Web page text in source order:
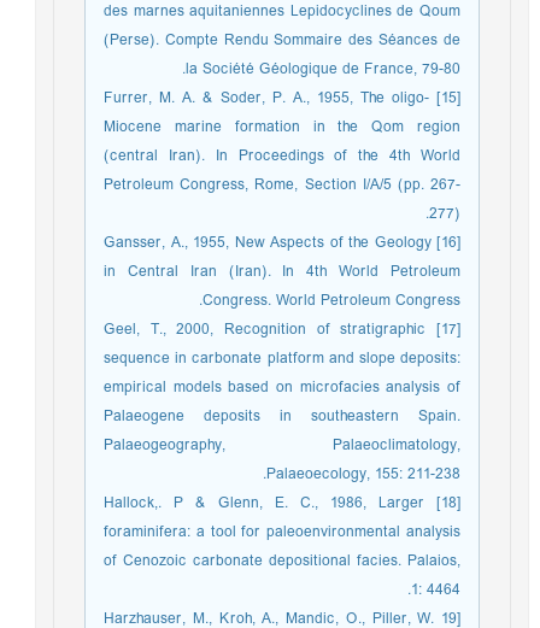
des marnes aquitaniennes Lepidocyclines de Qoum
(Perse). Compte Rendu Sommaire des Séances de
la Société Géologique de France, 79-80.
[15] Furrer, M. A. & Soder, P. A., 1955, The oligo-
Miocene marine formation in the Qom region
(central Iran). In Proceedings of the 4th World
Petroleum Congress, Rome, Section I/A/5 (pp. 267-
277).
[16] Gansser, A., 1955, New Aspects of the Geology
in Central Iran (Iran). In 4th World Petroleum
Congress. World Petroleum Congress.
[17] Geel, T., 2000, Recognition of stratigraphic
sequence in carbonate platform and slope deposits:
empirical models based on microfacies analysis of
Palaeogene deposits in southeastern Spain.
Palaeogeography, Palaeoclimatology,
Palaeoecology, 155: 211-238.
[18] Hallock,. P & Glenn, E. C., 1986, Larger
foraminifera: a tool for paleoenvironmental analysis
of Cenozoic carbonate depositional facies. Palaios,
1: 4464.
[19 Harzhauser, M., Kroh, A., Mandic, O., Piller, W.